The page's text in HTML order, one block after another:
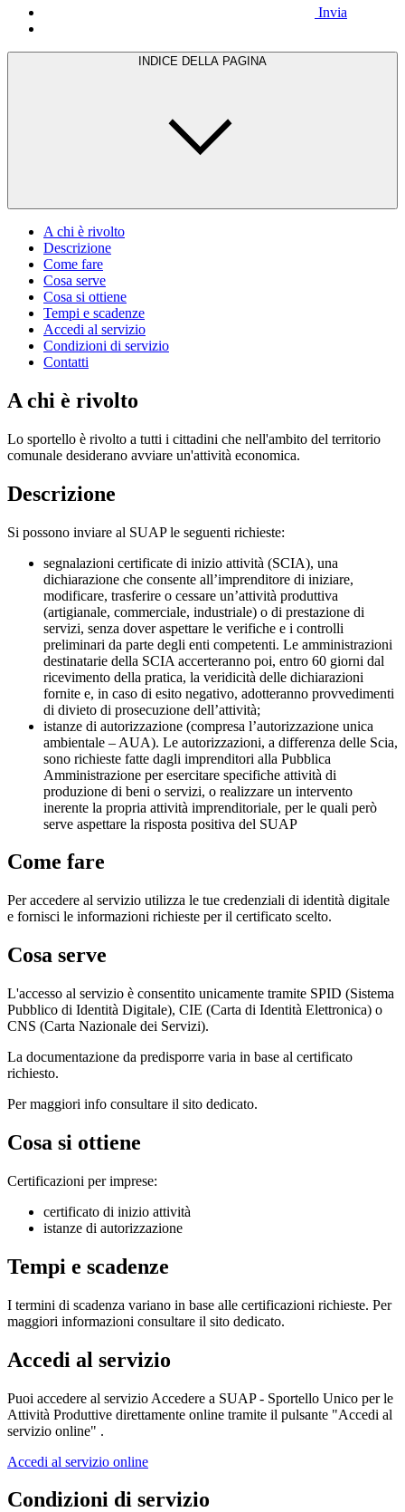
Invia
INDICE DELLA PAGINA
A chi è rivolto
Descrizione
Come fare
Cosa serve
Cosa si ottiene
Tempi e scadenze
Accedi al servizio
Condizioni di servizio
Contatti
A chi è rivolto
Lo sportello è rivolto a tutti i cittadini che nell'ambito del territorio
comunale desiderano avviare un'attività economica.
Descrizione
Si possono inviare al SUAP le seguenti richieste:
segnalazioni certificate di inizio attività (SCIA), una
dichiarazione che consente all’imprenditore di iniziare,
modificare, trasferire o cessare un’attività produttiva
(artigianale, commerciale, industriale) o di prestazione di
servizi, senza dover aspettare le verifiche e i controlli
preliminari da parte degli enti competenti. Le amministrazioni
destinatarie della SCIA accerteranno poi, entro 60 giorni dal
ricevimento della pratica, la veridicità delle dichiarazioni
fornite e, in caso di esito negativo, adotteranno provvedimenti
di divieto di prosecuzione dell’attività;
istanze di autorizzazione (compresa l’autorizzazione unica
ambientale – AUA). Le autorizzazioni, a differenza delle Scia,
sono richieste fatte dagli imprenditori alla Pubblica
Amministrazione per esercitare specifiche attività di
produzione di beni o servizi, o realizzare un intervento
inerente la propria attività imprenditoriale, per le quali però
serve aspettare la risposta positiva del SUAP
Come fare
Per accedere al servizio utilizza le tue credenziali di identità digitale
e fornisci le informazioni richieste per il certificato scelto.
Cosa serve
L'accesso al servizio è consentito unicamente tramite SPID (Sistema
Pubblico di Identità Digitale), CIE (Carta di Identità Elettronica) o
CNS (Carta Nazionale dei Servizi).
La documentazione da predisporre varia in base al certificato
richiesto.
Per maggiori info consultare il sito dedicato.
Cosa si ottiene
Certificazioni per imprese:
certificato di inizio attività
istanze di autorizzazione
Tempi e scadenze
I termini di scadenza variano in base alle certificazioni richieste. Per
maggiori informazioni consultare il sito dedicato.
Accedi al servizio
Puoi accedere al servizio Accedere a SUAP - Sportello Unico per le
Attività Produttive direttamente online tramite il pulsante "Accedi al
servizio online" .
Accedi al servizio online
Condizioni di servizio